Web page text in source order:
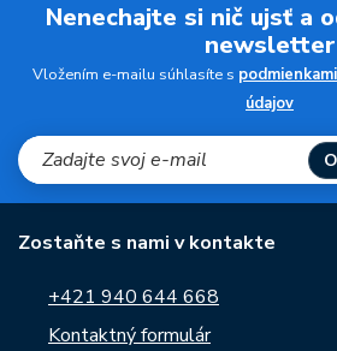
Nenechajte si nič ujsť a
newsletter
Vložením e-mailu súhlasíte s
údajov
Zostaňte s nami v kontakte
+421 940 644 668
Kontaktný formulár